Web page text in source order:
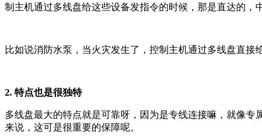
制主机通过多线盘给这些设备发指令的时候，那是直达的，
比如说消防水泵，当火灾发生了，控制主机通过多线盘直
2. 特点也是很独特
多线盘最大的特点就是可靠呀，因为是专线连接嘛，就像
来说，这可是很重要的保障呢。